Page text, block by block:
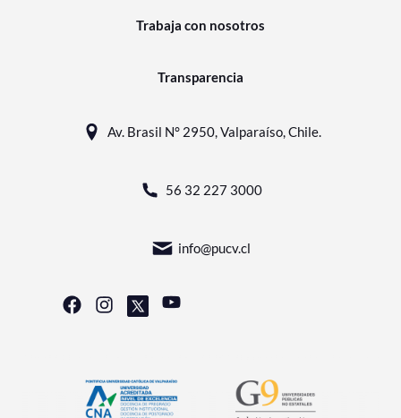
Trabaja con nosotros
Transparencia
Av. Brasil N° 2950, Valparaíso, Chile.
56 32 227 3000
info@pucv.cl